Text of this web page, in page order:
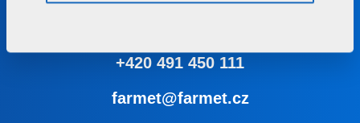
+420 491 450 111
farmet@farmet.cz